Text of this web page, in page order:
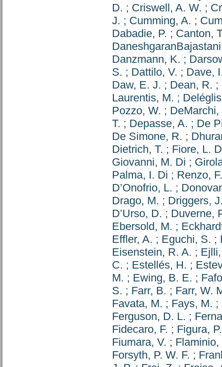
D. ; Criswell, A. W. ;
J. ; Cumming, A. ;
Dabadie, P. ; Canton,
Danzmann, K. ;
S. ; Dattilo, V. ; Dave,
Daw, E. J. ; Dean, R. ;
Laurentis, M. ;
Pozzo, W. ; DeMarchi,
T. ; Depasse, A. ; De
De Simone, R. ;
Dietrich, T. ; Fiore, L.
Giovanni, M. Di ;
Palma, I. Di ; Renzo,
D’Onofrio, L. ;
Drago, M. ; Driggers,
D’Urso, D. ; Duverne,
Ebersold, M. ;
Effler, A. ; Eguchi, S. ;
Eisenstein, R. A. ;
C. ; Estellés, H. ;
M. ; Ewing, B. E. ;
S. ; Farr, B. ; Farr, W.
Favata, M. ; Fays, M. ;
Ferguson, D. L. ;
Fidecaro, F. ; Figura, P.
Fiumara, V. ; Flaminio,
Forsyth, P. W. F. ;